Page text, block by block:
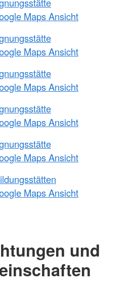
Maps Ansicht
Maps Ansicht
Maps Ansicht
Maps Ansicht
Maps Ansicht
Maps Ansicht
und